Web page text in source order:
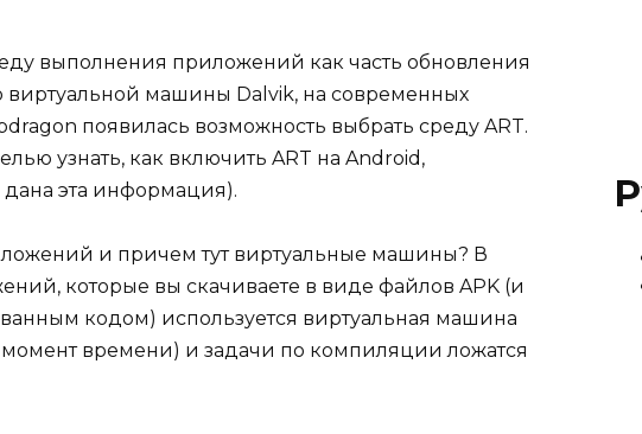
выполнения приложений как часть обновления
виртуальной машины Dalvik, на современных
появилась возможность выбрать среду ART.
узнать, как включить ART на Android,
дана эта информация).
и причем тут виртуальные машины? В
которые вы скачиваете в виде файлов APK (и
кодом) используется виртуальная машина
времени) и задачи по компиляции ложатся